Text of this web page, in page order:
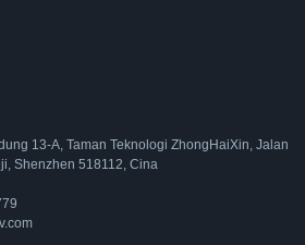
13-A, Taman Teknologi ZhongHaiXin, Jalan
Shenzhen 518112, Cina